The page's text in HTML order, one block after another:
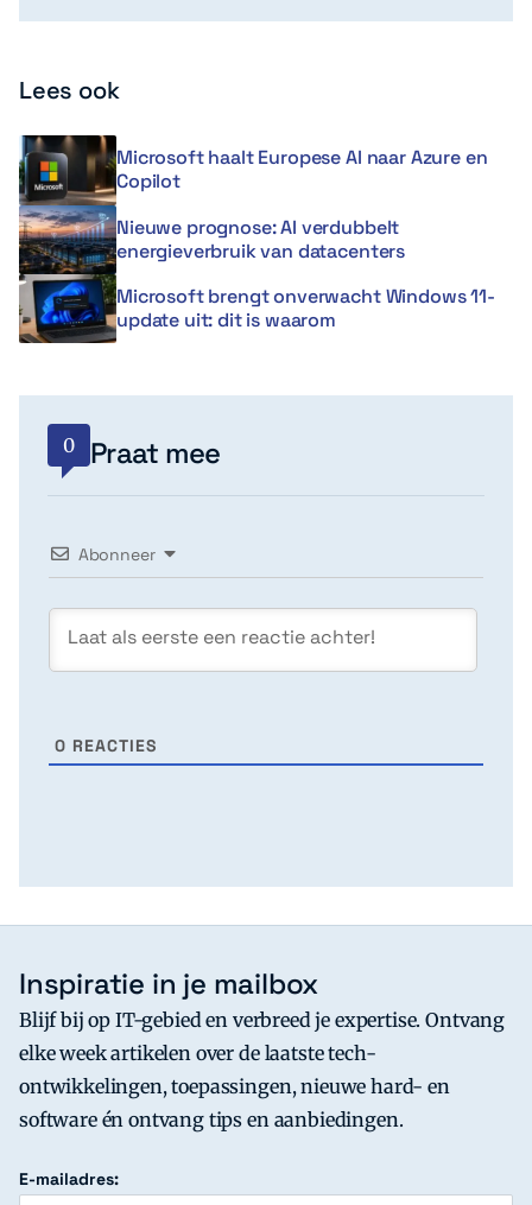
Lees ook
Microsoft haalt Europese AI naar Azure en
Copilot
Nieuwe prognose: AI verdubbelt
energieverbruik van datacenters
Microsoft brengt onverwacht Windows 11-
update uit: dit is waarom
0 Praat mee
Abonneer
0 REACTIES
Inspiratie in je mailbox
Blijf bij op IT-gebied en verbreed je expertise. Ontvang
elke week artikelen over de laatste tech-
ontwikkelingen, toepassingen, nieuwe hard- en
software én ontvang tips en aanbiedingen.
E-mailadres: